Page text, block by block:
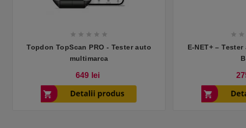
    
Topdon TopScan PRO - Tester auto
multimarca
649 lei
 
E-NET+ –